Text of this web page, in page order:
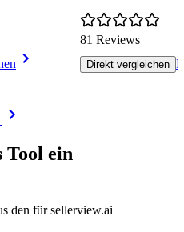
81 Reviews
Direkt vergleichen
Tool ein
den für sellerview.ai